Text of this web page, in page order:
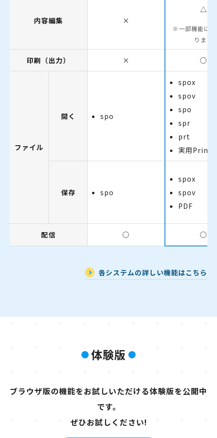
内容編集 ×
△
一部機能に
ります
印刷（出力） × ○
ファイル
開く spo
spox
spov
spo
spr
prt
実用PrinT
保存 spo
spox
spov
PDF
配信 ○ ○
各システムの詳しい機能はこちら
体験版
ブラウザ版の機能をお試しいただける体験版を公開中
です。
ぜひお試しください!